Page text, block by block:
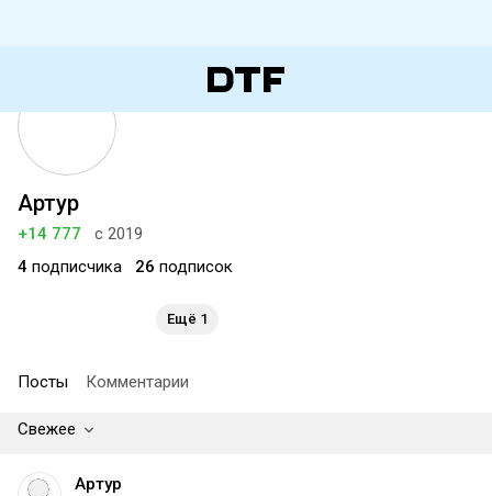
Артур
+14 777
с 2019
4 подписчика 26 подписок
Ещё 1
Посты Комментарии
Свежее
Артур